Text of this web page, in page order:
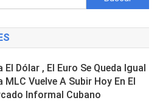
El Dólar , El Euro Se Queda Igual
MLC Vuelve A Subir Hoy En El
Informal Cubano